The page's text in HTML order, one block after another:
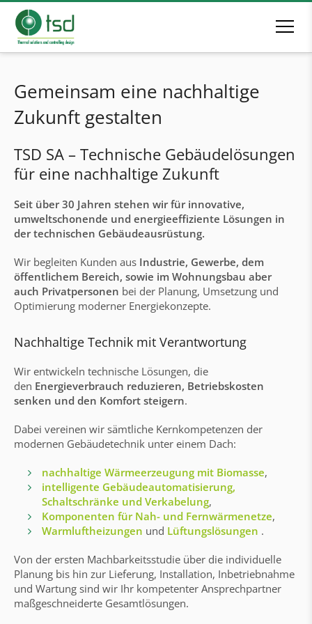
Gemeinsam eine nachhaltige
Zukunft gestalten
TSD SA – Technische Gebäudelösungen
für eine nachhaltige Zukunft
Seit über 30 Jahren stehen wir für innovative,
umweltschonende und energieeffiziente Lösungen in
der technischen Gebäudeausrüstung.
Wir begleiten Kunden aus Industrie, Gewerbe, dem
öffentlichem Bereich, sowie im Wohnungsbau aber
auch Privatpersonen bei der Planung, Umsetzung und
Optimierung moderner Energiekonzepte.
Nachhaltige Technik mit Verantwortung
Wir entwickeln technische Lösungen, die
den Energieverbrauch reduzieren, Betriebskosten
senken und den Komfort steigern.
Dabei vereinen wir sämtliche Kernkompetenzen der
modernen Gebäudetechnik unter einem Dach:
nachhaltige Wärmeerzeugung mit Biomasse,
intelligente Gebäudeautomatisierung,
Schaltschränke und Verkabelung,
Komponenten für Nah- und Fernwärmenetze,
Warmluftheizungen und Lüftungslösungen .
Von der ersten Machbarkeitsstudie über die individuelle
Planung bis hin zur Lieferung, Installation, Inbetriebnahme
und Wartung sind wir Ihr kompetenter Ansprechpartner
maßgeschneiderte Gesamtlösungen.